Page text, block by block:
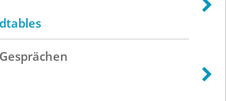
Gesprächen